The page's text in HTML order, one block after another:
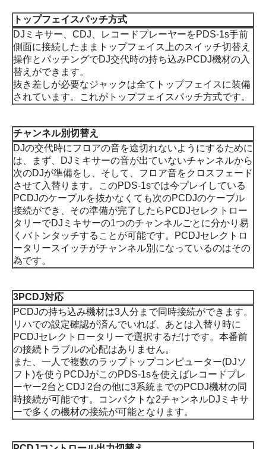
トップフェイスパッチ方式
DJミキサー、CDJ、レコードプレーヤーをPDS-1s手前
側面に接続したままトップフェイス上のスイッチ切替え
操作とパッチングでDJ交代時の持ち込みPCDJ機材の入
替えができます。
抜き差しが必要なジャックは全てトップフェイスに装備
されています。これがトップフェイスパッチ方式です。
チャンネル別切替え
DJの交代時にフロアの音を途切れないようにするために
は、まず、DJミキサーの音が出ていないチャンネルから
次のDJが準備をし、そして、フロア音をクロスフェード
させて入替ります。このPDS-1sでは今プレイしている
PCDJのケーブルを抜かなくても次のPCDJのケーブル
接続ができ、その準備が完了したらPCDJセレクトロー
タリーでDJミキサーの1つのチャンネルごとに分かり易
くバトンタッチすることが可能です。PCDJセレクトロ
ータリースイッチがチャンネル別になっているのはその
為です。
3PCDJ対応
PCDJの持ち込み機材は3人分まで同時接続ができます。
リハでの設定確認が済んでいれば、あとは入替り時に
PCDJセレクトロータリーで選択するだけです。本番前
の接続トラブルの心配はありません。
また、一人で複数のラップトップコンピューター(DJソ
フト)を使うPCDJがこのPDS-1sを使えばレコードプレ
ーヤー2台とCDJ 2台の他に3系統までのPCDJ機材の同
時接続が可能です。コンパクトな2チャンネルDJミキサ
ーで多くの機材の接続が可能となります。